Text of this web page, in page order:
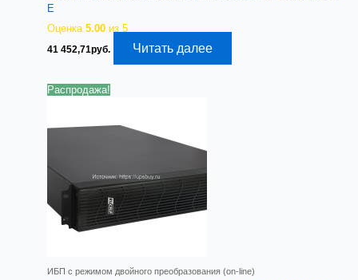
E
Оценка5.00 из 5
41 452,71руб. Читать далее
Распродажа!
ИБП с режимом двойного преобразования (on-line)